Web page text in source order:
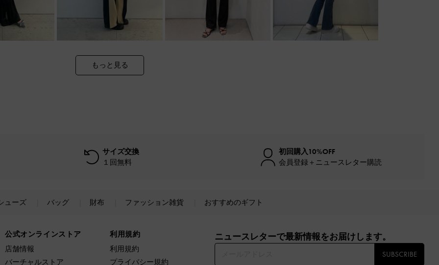
もっと見る
サイズ交換
１回無料
初回購入10%OFF
会員登録＋ニュースレター購読
ューズ バッグ 財布 ファッション雑貨 おすすめのギフト
公式オンラインストア
店舗情報
バーチャルストア
利用規約
利用規約
プライバシー規約
ニュースレターで最新情報をお届けします。​
SUBSCRIBE